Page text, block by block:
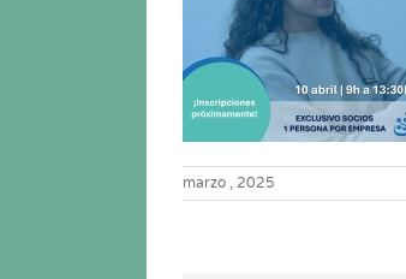
marzo , 2025